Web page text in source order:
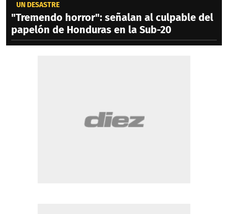
UN DESASTRE
"Tremendo horror": señalan al culpable del
papelón de Honduras en la Sub-20